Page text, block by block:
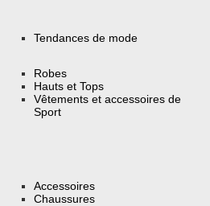
Tendances de mode
Robes
Hauts et Tops
Vêtements et accessoires de
Sport
Accessoires
Chaussures